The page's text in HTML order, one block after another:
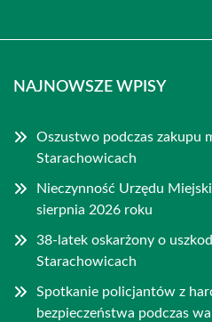
NAJNOWSZE WPISY
Oszustwo podczas zakupu
Starachowicach
Nieczynność Urzędu
sierpnia 2026 roku
38-latek oskarżony o
Starachowicach
Spotkanie policjantów z
bezpieczeństwa podczas